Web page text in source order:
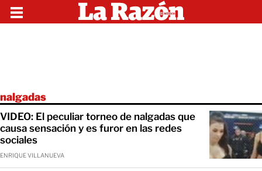
nalgadas
VIDEO: El peculiar torneo de nalgadas que
causa sensación y es furor en las redes
sociales
ENRIQUE VILLANUEVA